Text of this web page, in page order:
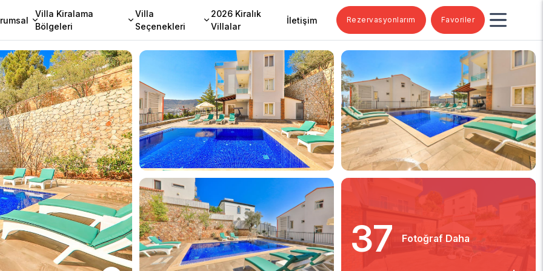
Villa Kiralama
Bölgeleri
Villa
Seçenekleri
2026 Kiralık
Villalar
İletişim Rezervasyonlarım Favoriler
37 Fotoğraf Daha